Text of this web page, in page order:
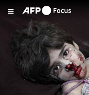
Pasar al contenido principal